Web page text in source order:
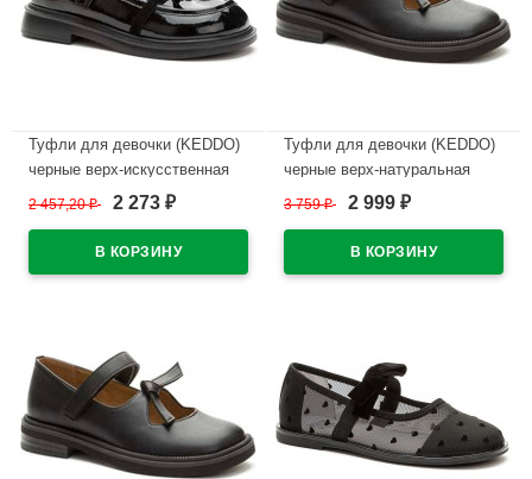
Туфли для девочки (KEDDO)
черные верх-искусственная
кожа лак подкладка-
956401/06-02
2 457,20₽ 2 273 ₽
Туфли для девочки (KEDDO)
черные верх-натуральная
кожа подкладка-натуральная
3 759₽ 2 999 ₽